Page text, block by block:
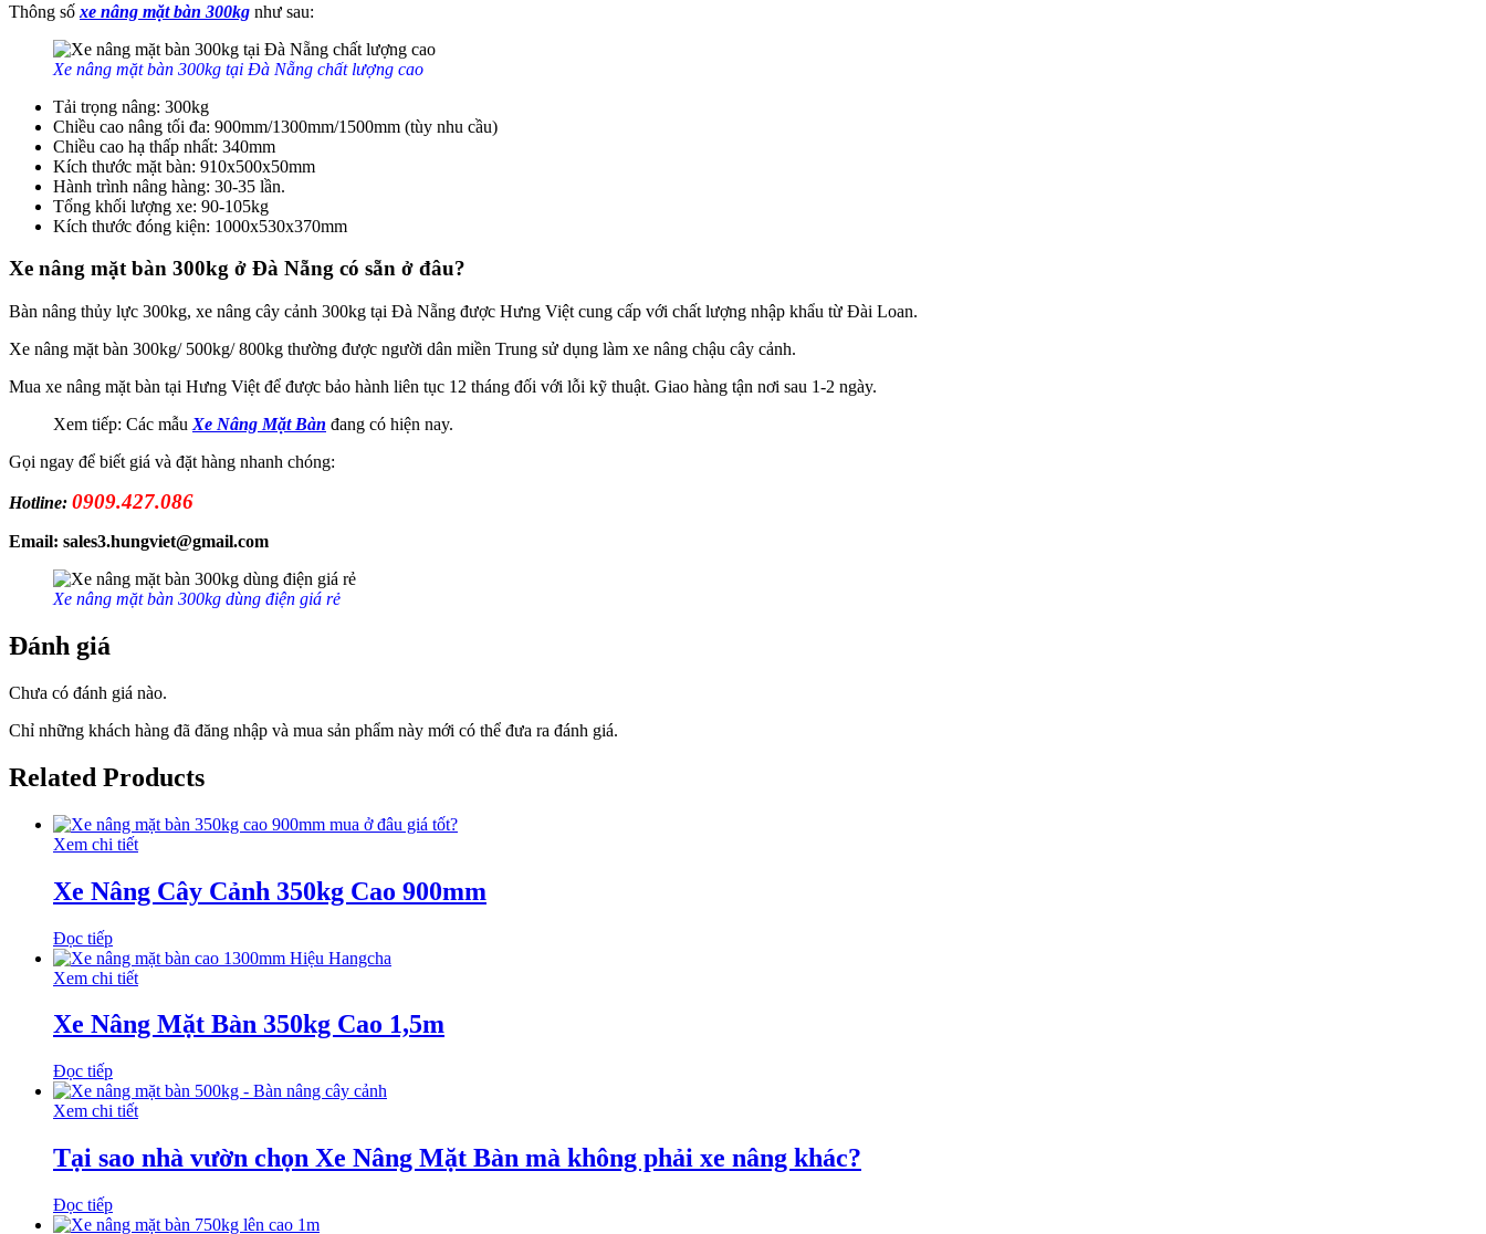
Thông số xe nâng mặt bàn 300kg như sau:
Xe nâng mặt bàn 300kg tại Đà Nẵng chất lượng cao
Tải trọng nâng: 300kg
Chiều cao nâng tối đa: 900mm/1300mm/1500mm (tùy nhu cầu)
Chiều cao hạ thấp nhất: 340mm
Kích thước mặt bàn: 910x500x50mm
Hành trình nâng hàng: 30-35 lần.
Tổng khối lượng xe: 90-105kg
Kích thước đóng kiện: 1000x530x370mm
Xe nâng mặt bàn 300kg ở Đà Nẵng có sẵn ở đâu?
Bàn nâng thủy lực 300kg, xe nâng cây cảnh 300kg tại Đà Nẵng được Hưng Việt cung cấp với chất lượng nhập khẩu từ Đài Loan.
Xe nâng mặt bàn 300kg/ 500kg/ 800kg thường được người dân miền Trung sử dụng làm xe nâng chậu cây cảnh.
Mua xe nâng mặt bàn tại Hưng Việt để được bảo hành liên tục 12 tháng đối với lỗi kỹ thuật. Giao hàng tận nơi sau 1-2 ngày.
Xem tiếp: Các mẫu Xe Nâng Mặt Bàn đang có hiện nay.
Gọi ngay để biết giá và đặt hàng nhanh chóng:
Hotline: 0909.427.086
Email: sales3.hungviet@gmail.com
Xe nâng mặt bàn 300kg dùng điện giá rẻ
Đánh giá
Chưa có đánh giá nào.
Chỉ những khách hàng đã đăng nhập và mua sản phẩm này mới có thể đưa ra đánh giá.
Related Products
Xem chi tiết
Xe Nâng Cây Cảnh 350kg Cao 900mm
Đọc tiếp
Xem chi tiết
Xe Nâng Mặt Bàn 350kg Cao 1,5m
Đọc tiếp
Xem chi tiết
Tại sao nhà vườn chọn Xe Nâng Mặt Bàn mà không phải xe nâng khác?
Đọc tiếp